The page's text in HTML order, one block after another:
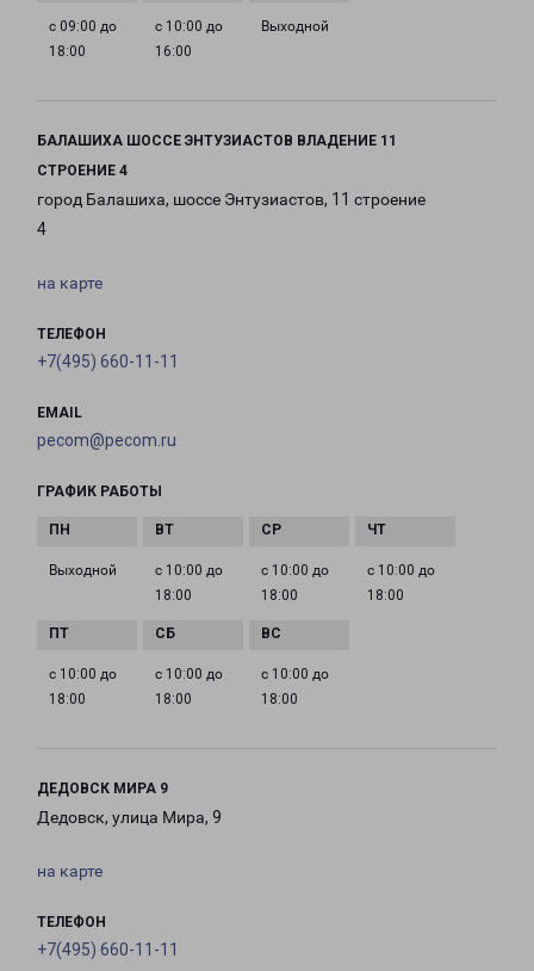
с 09:00 до
18:00
с 10:00 до
16:00
Выходной
БАЛАШИХА ШОССЕ ЭНТУЗИАСТОВ ВЛАДЕНИЕ 11
СТРОЕНИЕ 4
город Балашиха, шоссе Энтузиастов, 11 строение
4
на карте
ТЕЛЕФОН
+7(495) 660-11-11
EMAIL
pecom@pecom.ru
ГРАФИК РАБОТЫ
Выходной
с 10:00 до
18:00
с 10:00 до
18:00
с 10:00 до
18:00
с 10:00 до
18:00
с 10:00 до
18:00
с 10:00 до
18:00
ДЕДОВСК МИРА 9
Дедовск, улица Мира, 9
на карте
ТЕЛЕФОН
+7(495) 660-11-11